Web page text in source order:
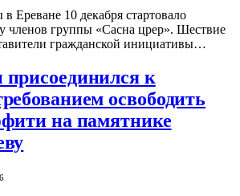
Ереване 10 декабря стартовало
членов группы «Сасна црер». Шествие
гражданской инициативы…
к
освободить
на памятнике